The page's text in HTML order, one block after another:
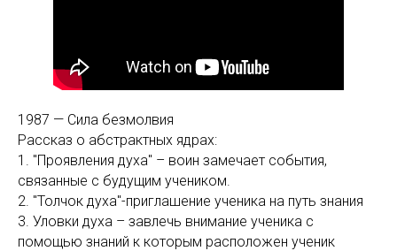
1987 — Сила безмолвия
Рассказ о абстрактных ядрах:
1. "Проявления духа" – воин замечает события,
связанные с будущим учеником.
2. "Толчок духа"-приглашение ученика на путь знания
3. Уловки духа – завлечь внимание ученика с
помощью знаний к которым расположен ученик